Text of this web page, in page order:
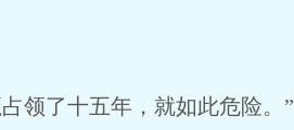
领了十五年，就如此危险。”